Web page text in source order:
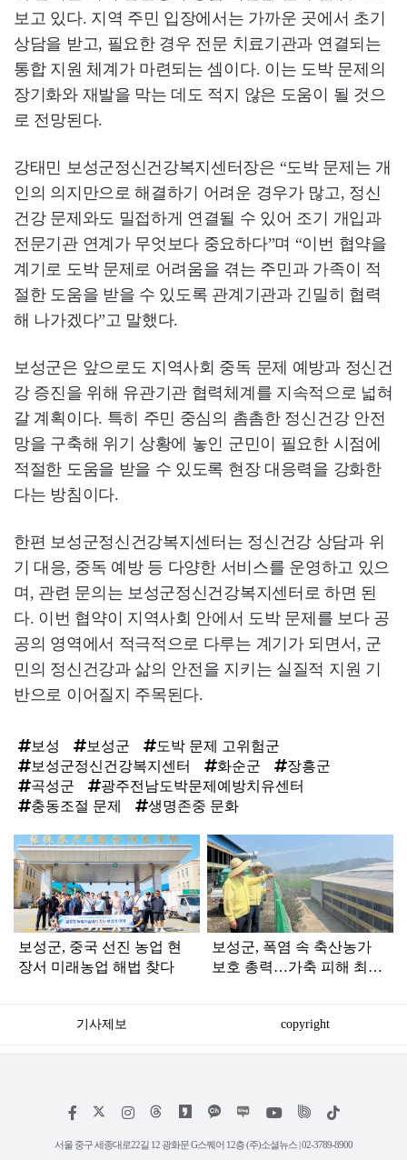
보고 있다. 지역 주민 입장에서는 가까운 곳에서 초기
상담을 받고, 필요한 경우 전문 치료기관과 연결되는
통합 지원 체계가 마련되는 셈이다. 이는 도박 문제의
장기화와 재발을 막는 데도 적지 않은 도움이 될 것으
로 전망된다.
강태민 보성군정신건강복지센터장은 “도박 문제는 개
인의 의지만으로 해결하기 어려운 경우가 많고, 정신
건강 문제와도 밀접하게 연결될 수 있어 조기 개입과
전문기관 연계가 무엇보다 중요하다”며 “이번 협약을
계기로 도박 문제로 어려움을 겪는 주민과 가족이 적
절한 도움을 받을 수 있도록 관계기관과 긴밀히 협력
해 나가겠다”고 말했다.
보성군은 앞으로도 지역사회 중독 문제 예방과 정신건
강 증진을 위해 유관기관 협력체계를 지속적으로 넓혀
갈 계획이다. 특히 주민 중심의 촘촘한 정신건강 안전
망을 구축해 위기 상황에 놓인 군민이 필요한 시점에
적절한 도움을 받을 수 있도록 현장 대응력을 강화한
다는 방침이다.
한편 보성군정신건강복지센터는 정신건강 상담과 위
기 대응, 중독 예방 등 다양한 서비스를 운영하고 있으
며, 관련 문의는 보성군정신건강복지센터로 하면 된
다. 이번 협약이 지역사회 안에서 도박 문제를 보다 공
공의 영역에서 적극적으로 다루는 계기가 되면서, 군
민의 정신건강과 삶의 안전을 지키는 실질적 지원 기
반으로 이어질지 주목된다.
보성 보성군
도박 문제 고위험군
보성군정신건강복지센터
화순군
장흥군
곡성군
광주전남도박문제예방치유센터
충동조절 문제
생명존중 문화
탑
라
인
보성군, 중국 선진 농업 현
장서 미래농업 해법 찾다
보성군, 폭염 속 축산농가
보호 총력…가축 피해 최소
기사제보 copyright
페
스
인
타
위
트
틱
서울 중구 세종대로22길 12 광화문 G스퀘어 12층 (주)소셜뉴스 | 02-3789-8900